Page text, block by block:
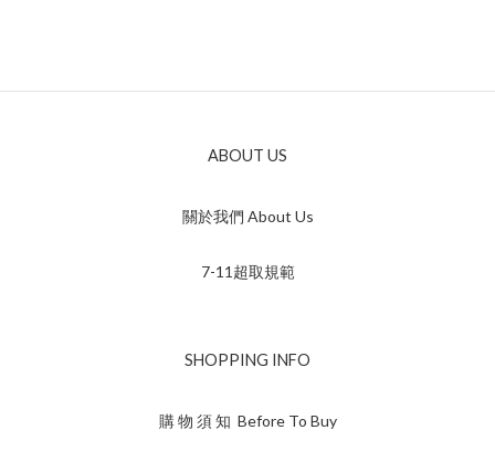
ABOUT US
關於我們 About Us
7-11超取規範
SHOPPING INFO
購 物 須 知 Before To Buy